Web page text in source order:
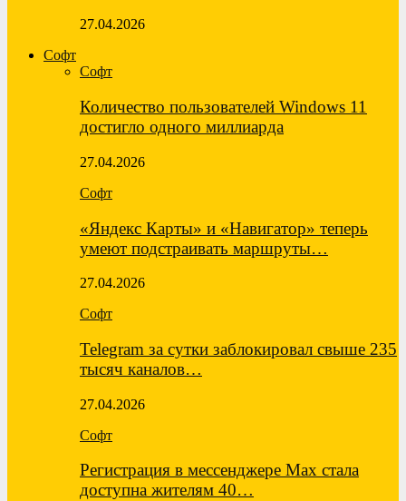
27.04.2026
Софт
Софт
Количество пользователей Windows 11
достигло одного миллиарда
27.04.2026
Софт
«Яндекс Карты» и «Навигатор» теперь
умеют подстраивать маршруты…
27.04.2026
Софт
Telegram за сутки заблокировал свыше 235
тысяч каналов…
27.04.2026
Софт
Регистрация в мессенджере Max стала
доступна жителям 40…